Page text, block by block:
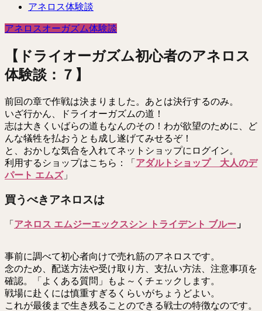
アネロス体験談
アネロスオーガズム体験談
【ドライオーガズム初心者のアネロス
体験談：７】
前回の章で作戦は決まりました。あとは決行するのみ。
いざ行かん、ドライオーガズムの道！
志は大きくいばらの道もなんのその！わが欲望のために、ど
んな犠牲を払おうとも成し遂げてみせるぞ！
と、おかしな気合を入れてネットショップにログイン。
利用するショップはこちら：「 アダルトショップ 大人のデ
パート エムズ」
買うべきアネロスは
「 アネロス エムジーエックスシン トライデント ブルー 」
事前に調べて初心者向けで売れ筋のアネロスです。
念のため、配送方法や受け取り方、支払い方法、注意事項を
確認。「よくある質問」もよ～くチェックします。
戦場に赴くには慎重すぎるくらいがちょうどよい。
これが最後まで生き残ることのできる戦士の特徴なのです。